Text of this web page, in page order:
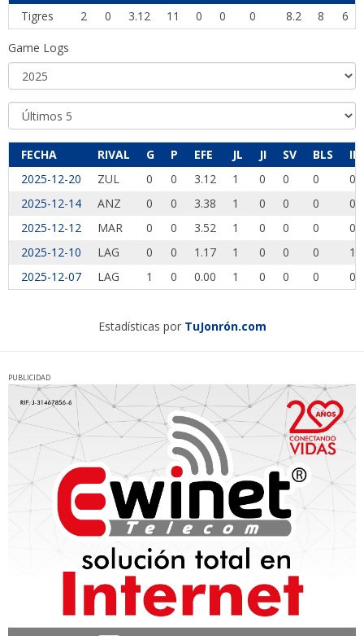
Tigres
2 0 3.12 11 0 0 0 8.2 8 6
Game Logs
FECHA RIVAL G P EFE JL JI SV BLS
IP
2025-12-20
ZUL 0 0 3.12 1 0 0 0
0.2
2025-12-14
ANZ 0 0 3.38 1 0 0 0
0.1
2025-12-12
MAR 0 0 3.52 1 0 0 0
0.0
2025-12-10
LAG 0 0 1.17 1 0 0 0
1.0
2025-12-07
LAG 1 0 0.00 1 0 0 0 0.1
Estadísticas por TuJonrón.com
PUBLICIDAD